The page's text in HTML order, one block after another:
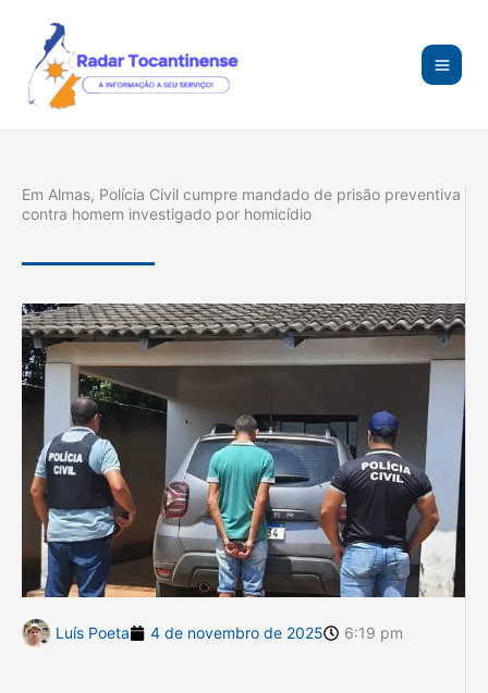
conteúdo
Em Almas, Polícia Civil cumpre mandado de prisão preventiva
contra homem investigado por homicídio
Luís Poeta 4 de novembro de 2025 6:19 pm